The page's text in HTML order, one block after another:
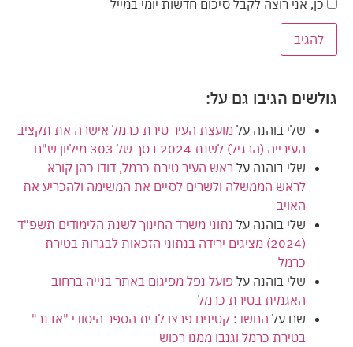
כן, אני רוצה לקבל סיכום חדשות יומי במייל
גולשים הגיבו גם על:
שלי בוהנה על מועצת העיר טירת כרמל אישרה את תקציב
העירייה (הרגיל) לשנת 2024 בסך של 303 מיליון ש"ח
שלי בוהנה על ראש העיר טירת כרמל, דודו כהן קורא
לראש הממשלה ולשרים לסיים את המשימה ולהכריע את
האויב
שלי בוהנה על נתוני משרד החינוך לשנת הלימודים תשפ"ד
(2024) מציגים ירידה בנתוני הזכאות לבגרות בטירת
כרמל
שלי בוהנה על פועל נפל מפיגום באתר בנייה ברחוב
האגמית בטירת כרמל
שם על החשד: קטינים פרצו לבית הספר היסודי "אבנר"
בטירת כרמל וגנבו ממנו רכוש